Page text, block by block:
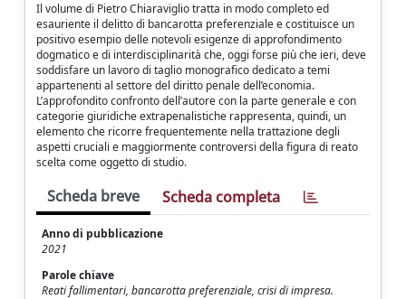
Il volume di Pietro Chiaraviglio tratta in modo completo ed
esauriente il delitto di bancarotta preferenziale e costituisce un
positivo esempio delle notevoli esigenze di approfondimento
dogmatico e di interdisciplinarità che, oggi forse più che ieri, deve
soddisfare un lavoro di taglio monografico dedicato a temi
appartenenti al settore del diritto penale dell’economia.
L’approfondito confronto dell’autore con la parte generale e con
categorie giuridiche extrapenalistiche rappresenta, quindi, un
elemento che ricorre frequentemente nella trattazione degli
aspetti cruciali e maggiormente controversi della figura di reato
scelta come oggetto di studio.
Scheda breve Scheda completa
Anno di pubblicazione
2021
Parole chiave
Reati fallimentari, bancarotta preferenziale, crisi di impresa.